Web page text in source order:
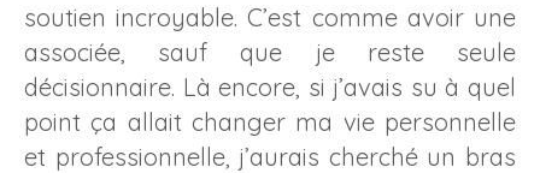
soutien incroyable. C’est comme avoir une
associée, sauf que je reste seule
décisionnaire. Là encore, si j’avais su à quel
point ça allait changer ma vie personnelle
et professionnelle, j’aurais cherché un bras